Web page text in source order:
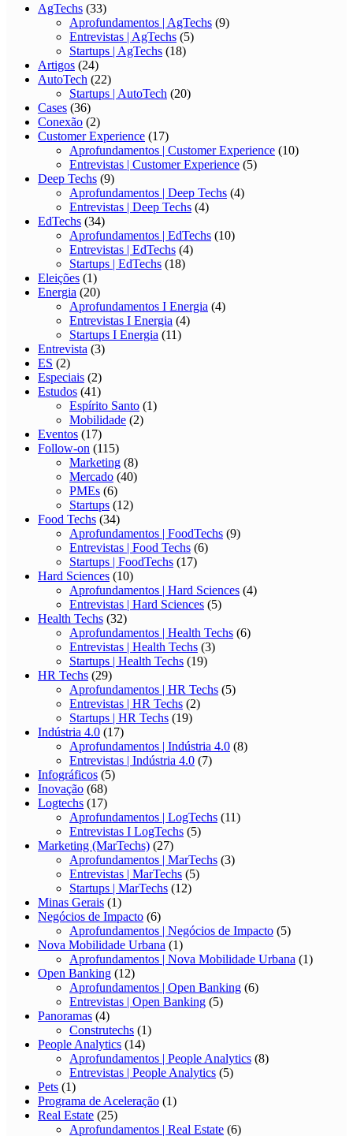
AgTechs (33)
Aprofundamentos | AgTechs (9)
Entrevistas | AgTechs (5)
Startups | AgTechs (18)
Artigos (24)
AutoTech (22)
Startups | AutoTech (20)
Cases (36)
Conexão (2)
Customer Experience (17)
Aprofundamentos | Customer Experience (10)
Entrevistas | Customer Experience (5)
Deep Techs (9)
Aprofundamentos | Deep Techs (4)
Entrevistas | Deep Techs (4)
EdTechs (34)
Aprofundamentos | EdTechs (10)
Entrevistas | EdTechs (4)
Startups | EdTechs (18)
Eleições (1)
Energia (20)
Aprofundamentos I Energia (4)
Entrevistas I Energia (4)
Startups I Energia (11)
Entrevista (3)
ES (2)
Especiais (2)
Estudos (41)
Espírito Santo (1)
Mobilidade (2)
Eventos (17)
Follow-on (115)
Marketing (8)
Mercado (40)
PMEs (6)
Startups (12)
Food Techs (34)
Aprofundamentos | FoodTechs (9)
Entrevistas | Food Techs (6)
Startups | FoodTechs (17)
Hard Sciences (10)
Aprofundamentos | Hard Sciences (4)
Entrevistas | Hard Sciences (5)
Health Techs (32)
Aprofundamentos | Health Techs (6)
Entrevistas | Health Techs (3)
Startups | Health Techs (19)
HR Techs (29)
Aprofundamentos | HR Techs (5)
Entrevistas | HR Techs (2)
Startups | HR Techs (19)
Indústria 4.0 (17)
Aprofundamentos | Indústria 4.0 (8)
Entrevistas | Indústria 4.0 (7)
Infográficos (5)
Inovação (68)
Logtechs (17)
Aprofundamentos | LogTechs (11)
Entrevistas I LogTechs (5)
Marketing (MarTechs) (27)
Aprofundamentos | MarTechs (3)
Entrevistas | MarTechs (5)
Startups | MarTechs (12)
Minas Gerais (1)
Negócios de Impacto (6)
Aprofundamentos | Negócios de Impacto (5)
Nova Mobilidade Urbana (1)
Aprofundamentos | Nova Mobilidade Urbana (1)
Open Banking (12)
Aprofundamentos | Open Banking (6)
Entrevistas | Open Banking (5)
Panoramas (4)
Construtechs (1)
People Analytics (14)
Aprofundamentos | People Analytics (8)
Entrevistas | People Analytics (5)
Pets (1)
Programa de Aceleração (1)
Real Estate (25)
Aprofundamentos | Real Estate (6)